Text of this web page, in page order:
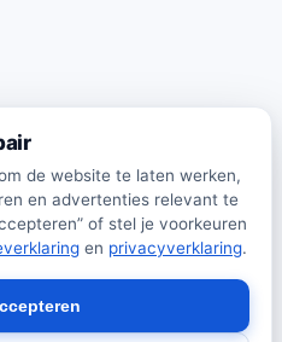
de website te laten werken,
en advertenties relevant te
of stel je voorkeuren
en privacyverklaring.